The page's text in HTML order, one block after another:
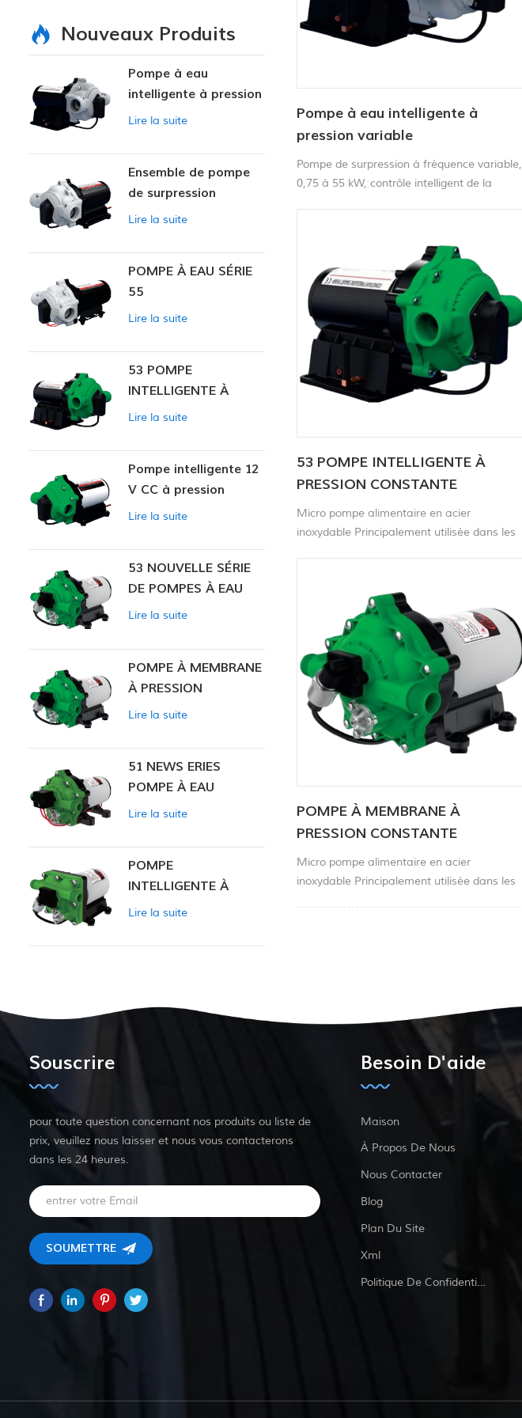
Pompe à eau intelligente à
pression variable
Pompe de surpression à fréquence variable,
0,75 à 55 kW, contrôle intelligent de la
53 POMPE INTELLIGENTE À
PRESSION CONSTANTE
Micro pompe alimentaire en acier
inoxydable Principalement utilisée dans les
l'environnement, la surveillance des gaz, les
pneus automobiles et d'autres domaines.
POMPE À MEMBRANE À
PRESSION CONSTANTE
INTELLIGENTE
Micro pompe alimentaire en acier
inoxydable Principalement utilisée dans les
Nouveaux Produits
Pompe à eau
intelligente à pression
variable
Lire la suite
Ensemble de pompe
de surpression
intelligente
Lire la suite
POMPE À EAU SÉRIE
55
Lire la suite
53 POMPE
INTELLIGENTE À
PRESSION
Lire la suite
Pompe intelligente 12
V CC à pression
constante 53
Lire la suite
53 NOUVELLE SÉRIE
DE POMPES À EAU
Lire la suite
POMPE À MEMBRANE
À PRESSION
CONSTANTE
Lire la suite
51 NEWS ERIES
POMPE À EAU
Lire la suite
POMPE
INTELLIGENTE À
PRESSION
ZN-42
Lire la suite
Souscrire
pour toute question concernant nos produits ou liste de
prix, veuillez nous laisser et nous vous contacterons
dans les 24 heures.
Besoin D'aide
Maison
À Propos De Nous
Nous Contacter
Blog
Plan Du Site
Xml
Politique De Confidentialité